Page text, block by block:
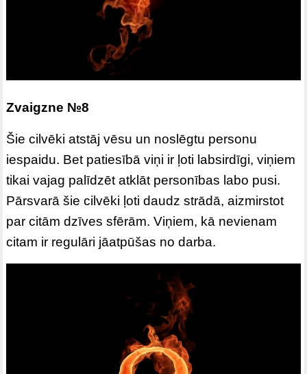
Zvaigzne №8
Šie cilvēki atstāj vēsu un noslēgtu personu
iespaidu. Bet patiesībā viņi ir ļoti labsirdīgi, viņiem
tikai vajag palīdzēt atklāt personības labo pusi.
Pārsvarā šie cilvēki ļoti daudz strādā, aizmirstot
par citām dzīves sfērām. Viņiem, kā nevienam
citam ir regulāri jāatpūšas no darba.